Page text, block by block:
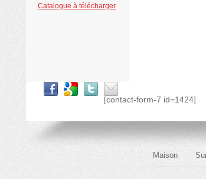
Catalogue à télécharger
[contact-form-7 id=1424]
Maison